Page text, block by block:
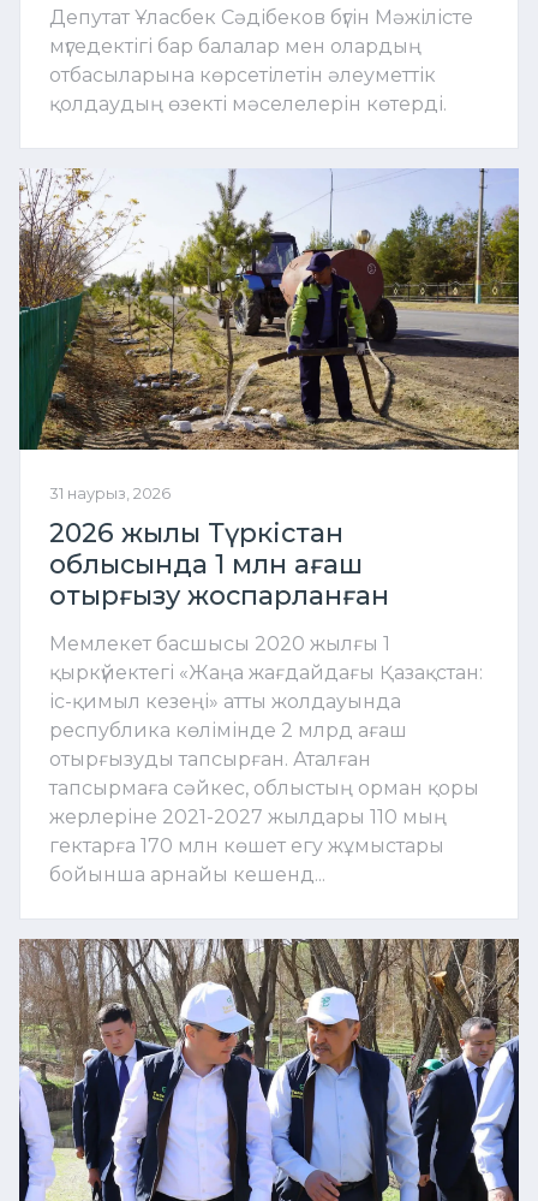
Депутат Ұласбек Сәдібеков бүгін Мәжілісте
мүгедектігі бар балалар мен олардың
отбасыларына көрсетілетін әлеуметтік
қолдаудың өзекті мәселелерін көтерді.
31 наурыз, 2026
2026 жылы Түркістан
облысында 1 млн ағаш
отырғызу жоспарланған
Мемлекет басшысы 2020 жылғы 1
қыркүйектегі «Жаңа жағдайдағы Қазақстан:
іс-қимыл кезеңі» атты жолдауында
республика көлімінде 2 млрд ағаш
отырғызуды тапсырған. Аталған
тапсырмаға сәйкес, облыстың орман қоры
жерлеріне 2021-2027 жылдары 110 мың
гектарға 170 млн көшет егу жұмыстары
бойынша арнайы кешенд...